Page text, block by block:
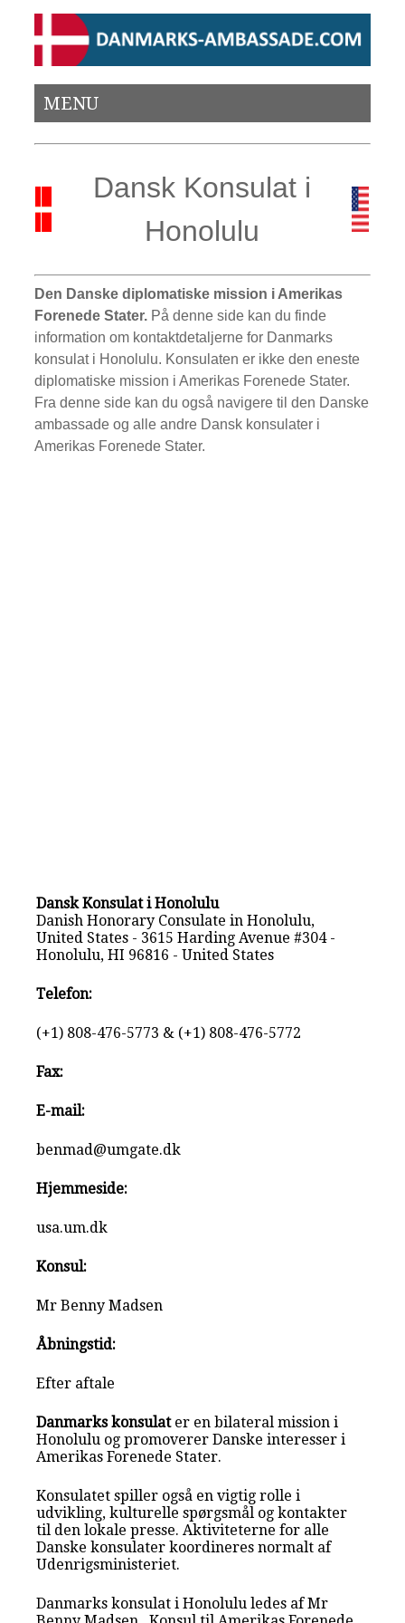
MENU
Dansk Konsulat i
Honolulu
Den Danske diplomatiske mission i Amerikas
Forenede Stater. På denne side kan du finde
information om kontaktdetaljerne for Danmarks
konsulat i Honolulu. Konsulaten er ikke den eneste
diplomatiske mission i Amerikas Forenede Stater.
Fra denne side kan du også navigere til den Danske
ambassade og alle andre Dansk konsulater i
Amerikas Forenede Stater.
Dansk Konsulat i Honolulu
Danish Honorary Consulate in Honolulu,
United States - 3615 Harding Avenue #304 -
Honolulu, HI 96816 - United States
Telefon:
(+1) 808-476-5773 & (+1) 808-476-5772
Fax:
E-mail:
benmad@umgate.dk
Hjemmeside:
usa.um.dk
Konsul:
Mr Benny Madsen
Åbningstid:
Efter aftale
Danmarks konsulater en bilateral mission i
Honolulu og promoverer Danske interesser i
Amerikas Forenede Stater.
Konsulatet spiller også en vigtig rolle i
udvikling, kulturelle spørgsmål og kontakter
til den lokale presse. Aktiviteterne for alle
Danske konsulater koordineres normalt af
Udenrigsministeriet.
Danmarks konsulat i Honolulu ledes af Mr